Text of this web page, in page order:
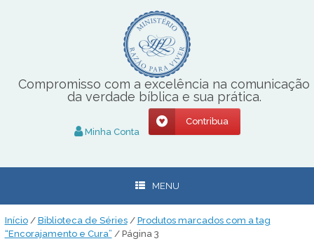
Compromisso com a excelência na comunicação
da verdade bíblica e sua prática.
Minha Conta
Contribua
MENU
Início/ Biblioteca de Séries/ Produtos marcados com a tag
“Encorajamento e Cura” / Página 3